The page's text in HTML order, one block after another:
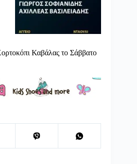
Καβάλας το Σάββατο